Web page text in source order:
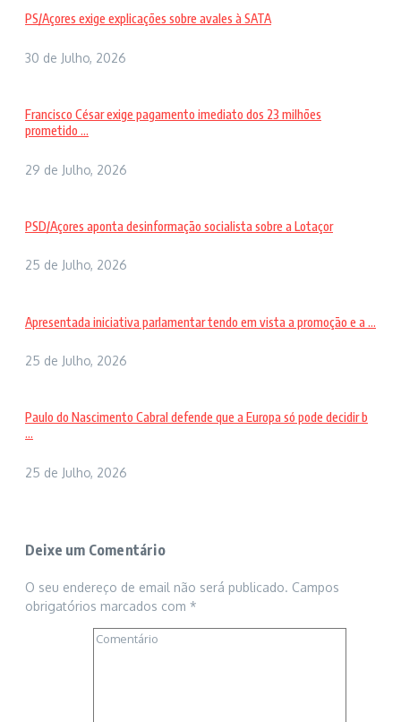
PS/Açores exige explicações sobre avales à SATA
30 de Julho, 2026
Francisco César exige pagamento imediato dos 23 milhões
prometido ...
29 de Julho, 2026
PSD/Açores aponta desinformação socialista sobre a Lotaçor
25 de Julho, 2026
Apresentada iniciativa parlamentar tendo em vista a promoção e a ...
25 de Julho, 2026
Paulo do Nascimento Cabral defende que a Europa só pode decidir b
...
25 de Julho, 2026
Deixe um Comentário
O seu endereço de email não será publicado. Campos
obrigatórios marcados com *